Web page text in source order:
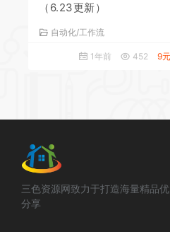
（6.23更新）
自动化/工作流
1年前 452 9
三色资源网致力于打造海量精品
分享